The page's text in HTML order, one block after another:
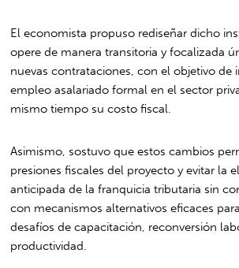
El economista propuso rediseñar dicho
opere de manera transitoria y focalizada
nuevas contrataciones, con el objetivo de
empleo asalariado formal en el sector
mismo tiempo su costo fiscal.
Asimismo, sostuvo que estos cambios
presiones fiscales del proyecto y evitar la
anticipada de la franquicia tributaria sin
con mecanismos alternativos eficaces
desafíos de capacitación, reconversión
productividad.